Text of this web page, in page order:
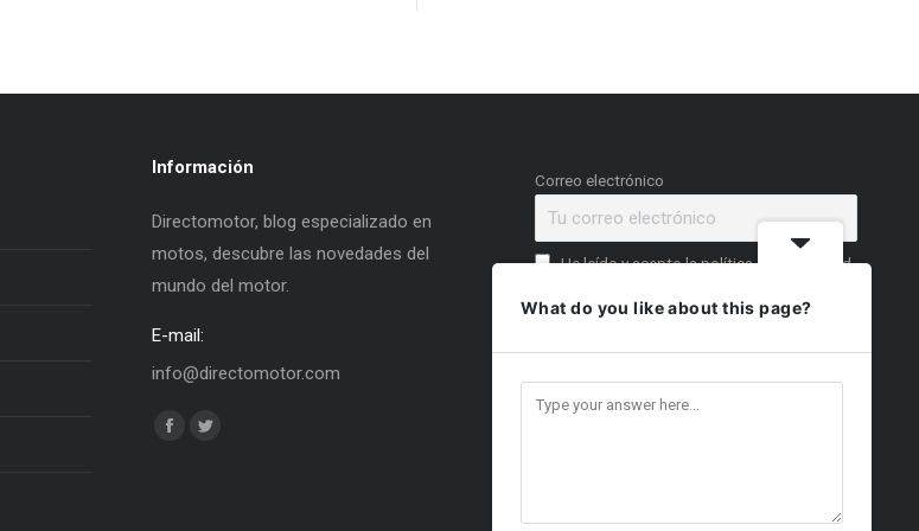
Información
Directomotor, blog especializado en
motos, descubre las novedades del
mundo del motor.
E-mail:
info@directomotor.com
Find us on:
Facebook
Twitter
Correo electrónico
He leído y acepto la política de privacidad
What do you like about this page?